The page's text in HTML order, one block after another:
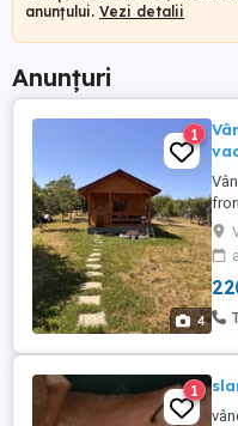
anunțului. Vezi detalii
Anunțuri
4
1
1